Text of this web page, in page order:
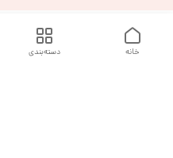
دسته‌بندی خانه